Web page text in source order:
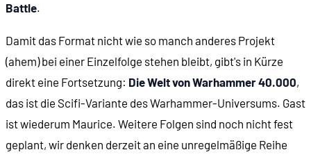
Battle.
Damit das Format nicht wie so manch anderes Projekt
(ahem) bei einer Einzelfolge stehen bleibt, gibt's in Kürze
direkt eine Fortsetzung: Die Welt von Warhammer 40.000,
das ist die Scifi-Variante des Warhammer-Universums. Gast
ist wiederum Maurice. Weitere Folgen sind noch nicht fest
geplant, wir denken derzeit an eine unregelmäßige Reihe